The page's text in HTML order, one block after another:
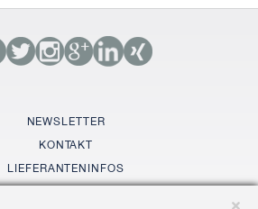
NEWSLETTER
KONTAKT
LIEFERANTENINFOS